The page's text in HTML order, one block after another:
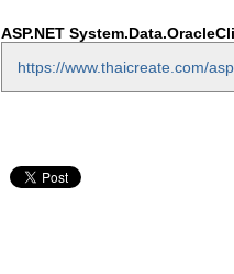
ASP.NET
https://www.thaicreate.com/